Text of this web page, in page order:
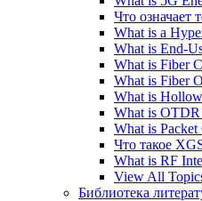
Что означает
What is a
What is End-
What is Fiber
What is Fiber
What is
What is OTDR
What is Packet
Что такое
What is RF
View All
Библиотека